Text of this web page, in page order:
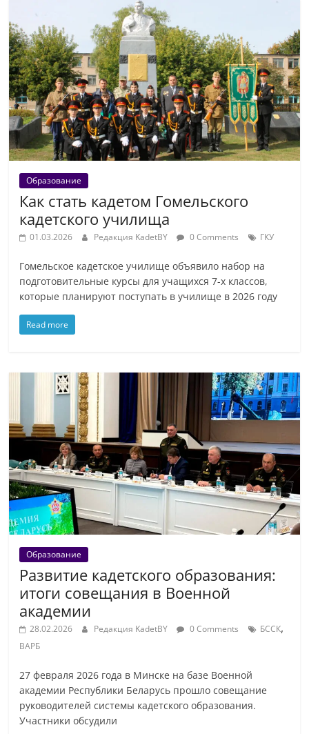
Образование
Как стать кадетом Гомельского
кадетского училища
01.03.2026 Редакция KadetBY 0 Comments ГКУ
Гомельское кадетское училище объявило набор на
подготовительные курсы для учащихся 7-х классов,
которые планируют поступать в училище в 2026 году
Read more
Образование
Развитие кадетского образования:
итоги совещания в Военной
академии
28.02.2026 Редакция KadetBY 0 Comments БССК,
ВАРБ
27 февраля 2026 года в Минске на базе Военной
академии Республики Беларусь прошло совещание
руководителей системы кадетского образования.
Участники обсудили